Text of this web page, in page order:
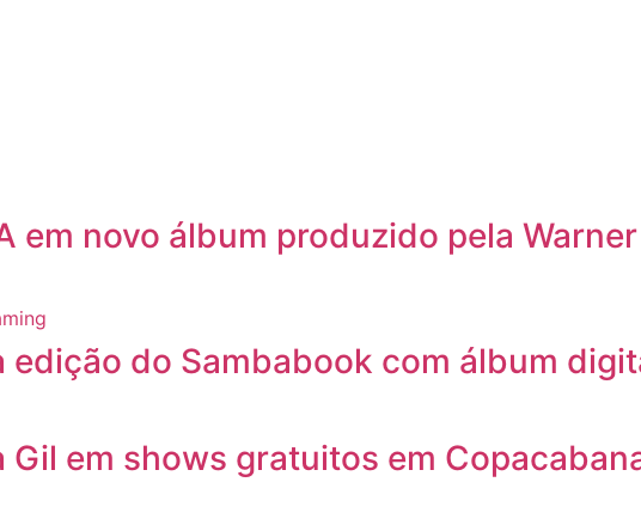
novo álbum produzido pela
edição do Sambabook com álbum
Gil em shows gratuitos em